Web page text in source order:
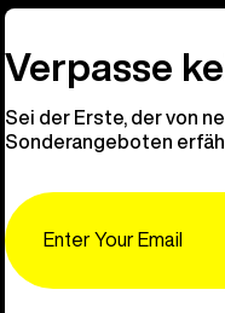
Verpasse
Sei der Erste, der von
Sonderangeboten